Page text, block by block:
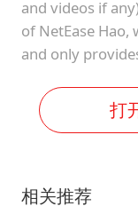
and videos if
of NetEase
and only
打
相关推荐